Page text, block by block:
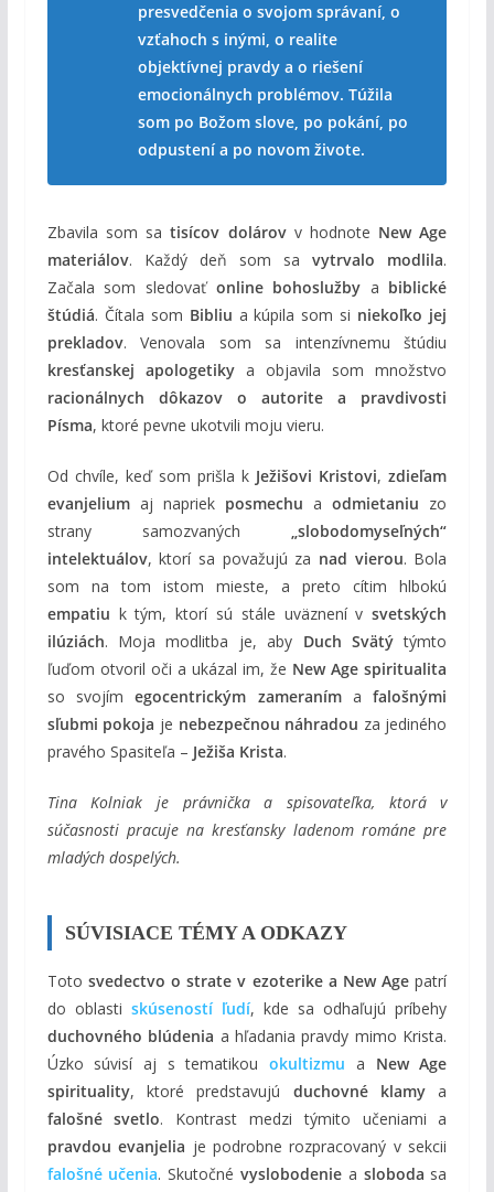
presvedčenia o svojom správaní, o
vzťahoch s inými, o realite
objektívnej pravdy a o riešení
emocionálnych problémov. Túžila
som po Božom slove, po pokání, po
odpustení a po novom živote.
Zbavila som satisícov dolárovv hodnote New Age
materiálov. Každý deň som savytrvalo modlila.
Začala som sledovať online bohoslužby a biblické
štúdiá. Čítala som Bibliu a kúpila som si niekoľko jej
prekladov. Venovala som sa intenzívnemu štúdiu
kresťanskej apologetikya objavila som množstvo
racionálnych dôkazov o autorite a pravdivosti
Písma, ktoré pevne ukotvili moju vieru.
Od chvíle, keď som prišla k Ježišovi Kristovi,zdieľam
evanjeliumaj napriek posmechu aodmietaniu zo
strany samozvaných„slobodomyseľných“
intelektuálov, ktorí sa považujú za nad vierou. Bola
som na tom istom mieste, a preto cítim hlbokú
empatiu k tým, ktorí sú stále uväznení vsvetských
ilúziách. Moja modlitba je, aby Duch Svätýtýmto
ľuďom otvoril oči a ukázal im, že New Age spiritualita
so svojímegocentrickým zameranímafalošnými
sľubmi pokoja je nebezpečnou náhradou za jediného
pravého Spasiteľa – Ježiša Krista.
Tina Kolniak je právnička a spisovateľka, ktorá v
súčasnosti pracuje na kresťansky ladenom románe pre
mladých dospelých.
SÚVISIACE TÉMY A ODKAZY
Toto svedectvo o strate v ezoterike a New Age patrí
do oblasti skúseností ľudí, kde sa odhaľujú príbehy
duchovného blúdenia a hľadania pravdy mimo Krista.
Úzko súvisí aj s tematikouokultizmu a New Age
spirituality, ktoré predstavujú duchovné klamya
falošné svetlo. Kontrast medzi týmito učeniami a
pravdou evanjelia je podrobne rozpracovaný v sekcii
falošné učenia. Skutočné vyslobodenie a sloboda sa